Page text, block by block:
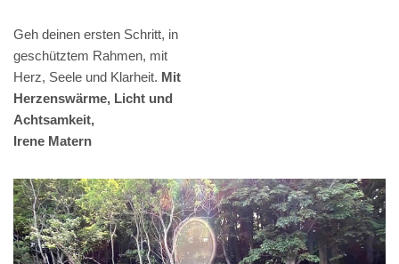
Geh deinen ersten Schritt, in
geschütztem Rahmen, mit
Herz, Seele und Klarheit. Mit
Herzenswärme, Licht und
Achtsamkeit,
Irene Matern